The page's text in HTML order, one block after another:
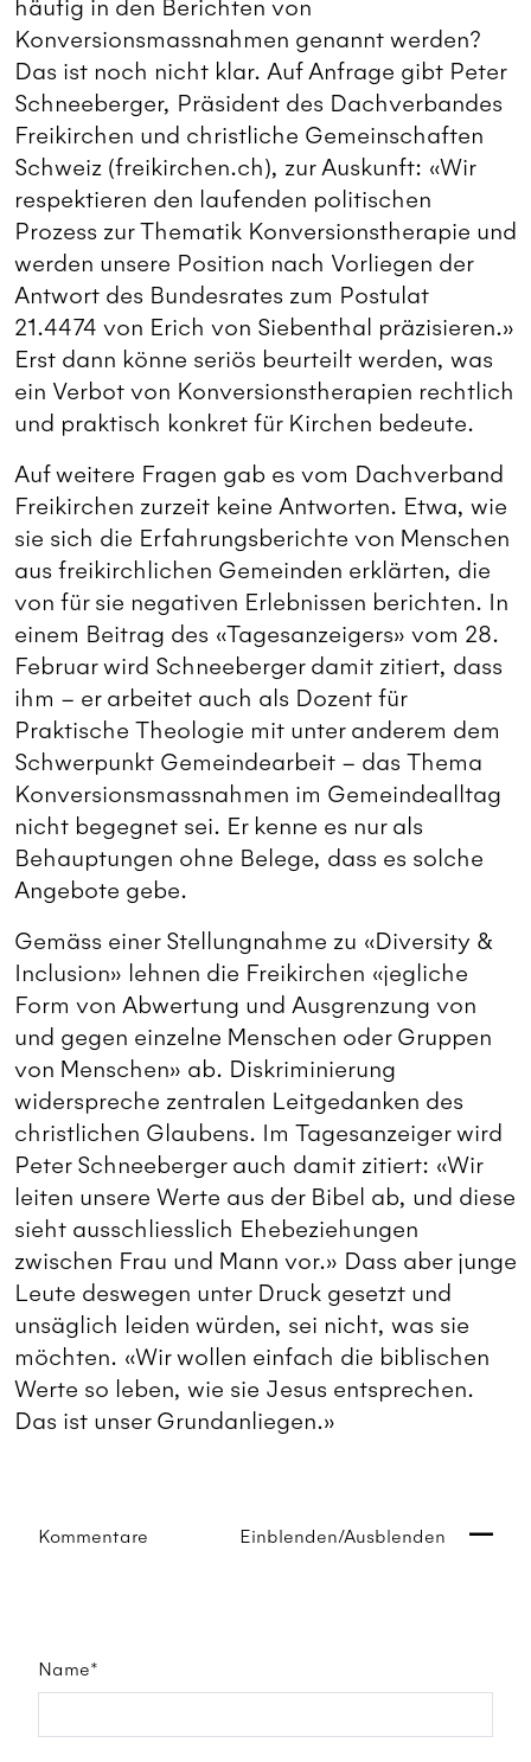
häufig in den Berichten von
Konversionsmassnahmen genannt werden?
Das ist noch nicht klar. Auf Anfrage gibt Peter
Schneeberger, Präsident des Dachverbandes
Freikirchen und christliche Gemeinschaften
Schweiz (freikirchen.ch), zur Auskunft: «Wir
respektieren den laufenden politischen
Prozess zur Thematik Konversionstherapie und
werden unsere Position nach Vorliegen der
Antwort des Bundesrates zum Postulat
21.4474 von Erich von Siebenthal präzisieren.»
Erst dann könne seriös beurteilt werden, was
ein Verbot von Konversionstherapien rechtlich
und praktisch konkret für Kirchen bedeute.
Auf weitere Fragen gab es vom Dachverband
Freikirchen zurzeit keine Antworten. Etwa, wie
sie sich die Erfahrungsberichte von Menschen
aus freikirchlichen Gemeinden erklärten, die
von für sie negativen Erlebnissen berichten. In
einem Beitrag des «Tagesanzeigers» vom 28.
Februar wird Schneeberger damit zitiert, dass
ihm – er arbeitet auch als Dozent für
Praktische Theologie mit unter anderem dem
Schwerpunkt Gemeindearbeit – das Thema
Konversionsmassnahmen im Gemeindealltag
nicht begegnet sei. Er kenne es nur als
Behauptungen ohne Belege, dass es solche
Angebote gebe.
Gemäss einer Stellungnahme zu «Diversity &
Inclusion» lehnen die Freikirchen «jegliche
Form von Abwertung und Ausgrenzung von
und gegen einzelne Menschen oder Gruppen
von Menschen» ab. Diskriminierung
widerspreche zentralen Leitgedanken des
christlichen Glaubens. Im Tagesanzeiger wird
Peter Schneeberger auch damit zitiert: «Wir
leiten unsere Werte aus der Bibel ab, und diese
sieht ausschliesslich Ehebeziehungen
zwischen Frau und Mann vor.» Dass aber junge
Leute deswegen unter Druck gesetzt und
unsäglich leiden würden, sei nicht, was sie
möchten. «Wir wollen einfach die biblischen
Werte so leben, wie sie Jesus entsprechen.
Das ist unser Grundanliegen.»
Kommentare Einblenden/Ausblenden
Name*